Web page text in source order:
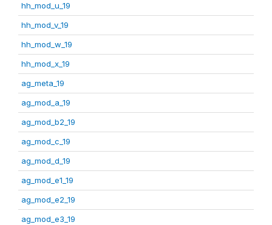
hh_mod_u_19
hh_mod_v_19
hh_mod_w_19
hh_mod_x_19
ag_meta_19
ag_mod_a_19
ag_mod_b2_19
ag_mod_c_19
ag_mod_d_19
ag_mod_e1_19
ag_mod_e2_19
ag_mod_e3_19